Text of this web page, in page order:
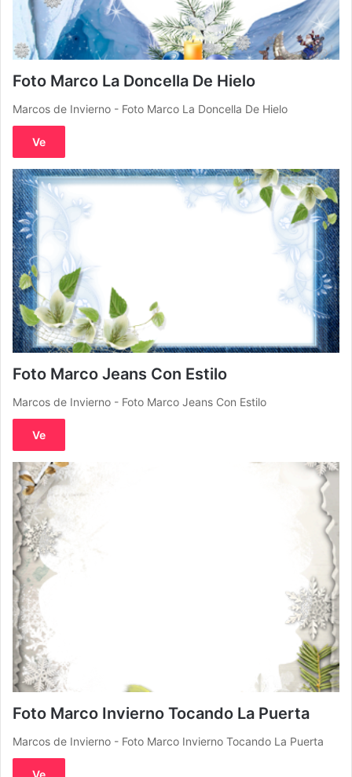
Foto Marco La Doncella De Hielo
Marcos de Invierno - Foto Marco La Doncella De Hielo
Ve
Foto Marco Jeans Con Estilo
Marcos de Invierno - Foto Marco Jeans Con Estilo
Ve
Foto Marco Invierno Tocando La Puerta
Marcos de Invierno - Foto Marco Invierno Tocando La Puerta
Ve